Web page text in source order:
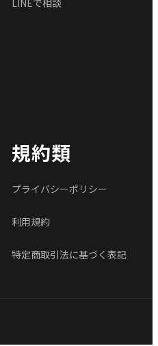
規約類
プライバシーポリシー
利用規約
特定商取引法に基づく表記